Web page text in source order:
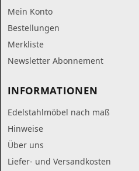
Mein Konto
Bestellungen
Merkliste
Newsletter Abonnement
INFORMATIONEN
Edelstahlmöbel nach maß
Hinweise
Über uns
Liefer- und Versandkosten